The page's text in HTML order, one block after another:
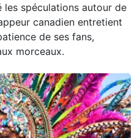
les spéculations autour de
canadien entretient
de ses fans,
morceaux.